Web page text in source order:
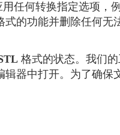
任何转换指定选项，
式的功能并删除任何无
格式的状态。我们
辑器中打开。为了确保